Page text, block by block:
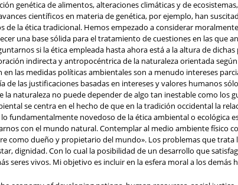
genética de alimentos, alteraciones climáticas y de
científicos en materia de genética, por ejemplo, han
la ética tradicional. Hemos empezado a considerar
una base sólida para el tratamiento de cuestiones en las que
si la ética empleada hasta ahora está a la altura de dichas
indirecta y antropocéntrica de la naturaleza orientada
las medidas políticas ambientales son a menudo intereses
de las justificaciones basadas en intereses y valores humanos
naturaleza no puede depender de algo tan inestable como los
se centra en el hecho de que en la tradición occidental la
fundamentalmente novedoso de la ética ambiental o ecológica
con el mundo natural. Contemplar al medio ambiente físico
como dueño y propietario del mundo». Los problemas que
dignidad. Con lo cual la posibilidad de un desarrollo que
seres vivos. Mi objetivo es incluir en la esfera moral a los